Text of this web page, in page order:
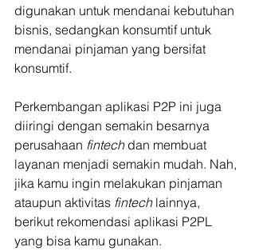
digunakan untuk mendanai kebutuhan
bisnis, sedangkan konsumtif untuk
mendanai pinjaman yang bersifat
konsumtif.
Perkembangan aplikasi P2P ini juga
diiringi dengan semakin besarnya
perusahaan fintech dan membuat
layanan menjadi semakin mudah. Nah,
jika kamu ingin melakukan pinjaman
ataupun aktivitas fintech lainnya,
berikut rekomendasi aplikasi P2PL
yang bisa kamu gunakan.